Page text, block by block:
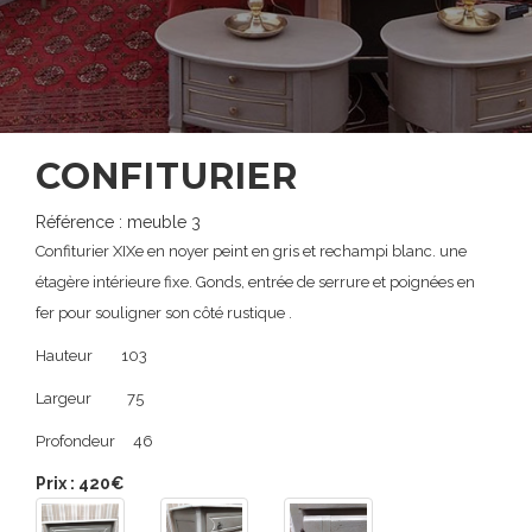
CONFITURIER
Référence : meuble 3
Confiturier XIXe en noyer peint en gris et rechampi blanc. une
étagère intérieure fixe. Gonds, entrée de serrure et poignées en
fer pour souligner son côté rustique .
Hauteur 103
Largeur 75
Profondeur 46
Prix : 420€